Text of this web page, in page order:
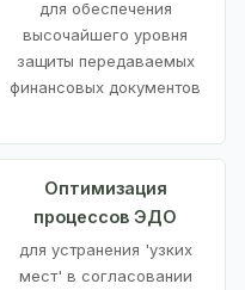
для обеспечения
высочайшего уровня
защиты передаваемых
финансовых документов
Оптимизация
процессов ЭДО
для устранения 'узких
мест' в согласовании